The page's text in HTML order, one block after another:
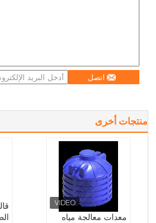
اتصل
منتجات أخرى
معدات معالجة مياه